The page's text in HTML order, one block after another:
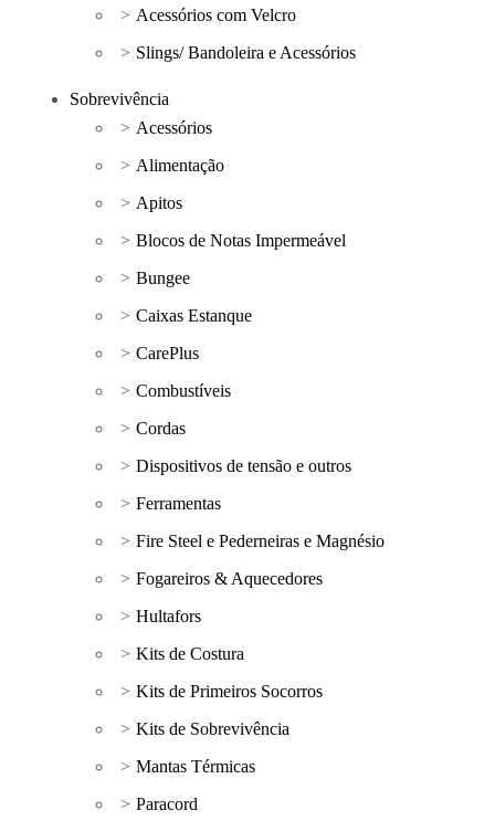
Acessórios com Velcro
Slings/ Bandoleira e Acessórios
Sobrevivência
Acessórios
Alimentação
Apitos
Blocos de Notas Impermeável
Bungee
Caixas Estanque
CarePlus
Combustíveis
Cordas
Dispositivos de tensão e outros
Ferramentas
Fire Steel e Pederneiras e Magnésio
Fogareiros & Aquecedores
Hultafors
Kits de Costura
Kits de Primeiros Socorros
Kits de Sobrevivência
Mantas Térmicas
Paracord